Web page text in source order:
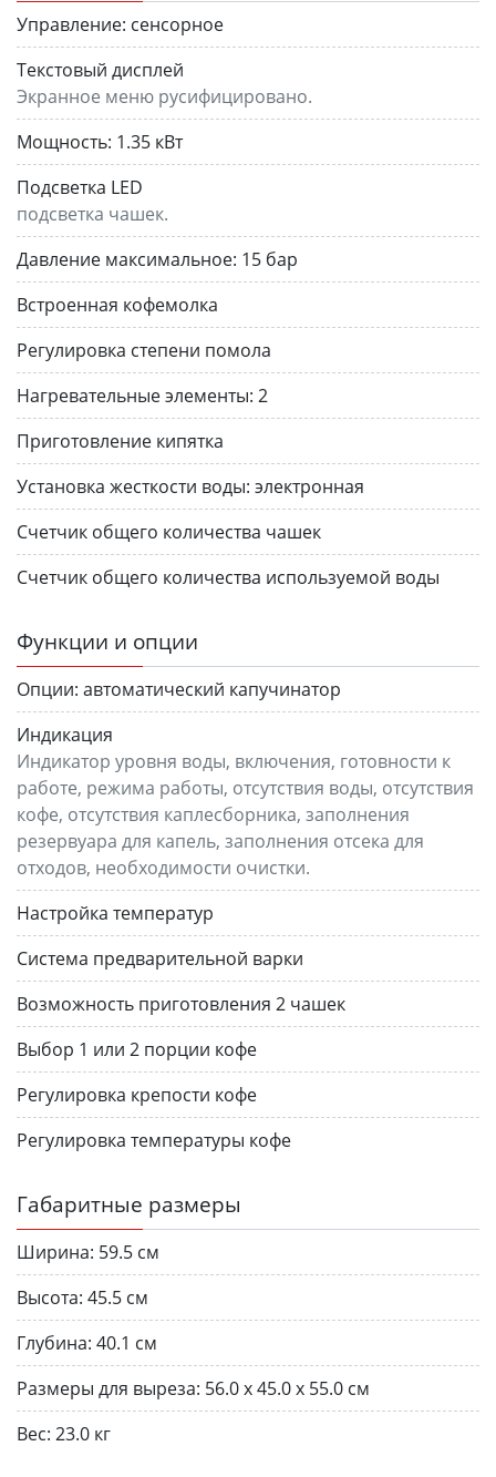
Управление: сенсорное
Текстовый дисплей
Экранное меню русифицировано.
Мощность: 1.35 кВт
Подсветка LED
подсветка чашек.
Давление максимальное: 15 бар
Встроенная кофемолка
Регулировка степени помола
Нагревательные элементы: 2
Приготовление кипятка
Установка жесткости воды: электронная
Счетчик общего количества чашек
Счетчик общего количества используемой воды
Функции и опции
Опции: автоматический капучинатор
Индикация
Индикатор уровня воды, включения, готовности к
работе, режима работы, отсутствия воды, отсутствия
кофе, отсутствия каплесборника, заполнения
резервуара для капель, заполнения отсека для
отходов, необходимости очистки.
Настройка температур
Система предварительной варки
Возможность приготовления 2 чашек
Выбор 1 или 2 порции кофе
Регулировка крепости кофе
Регулировка температуры кофе
Габаритные размеры
Ширина: 59.5 см
Высота: 45.5 см
Глубина: 40.1 см
Размеры для выреза: 56.0 х 45.0 х 55.0 см
Вес: 23.0 кг